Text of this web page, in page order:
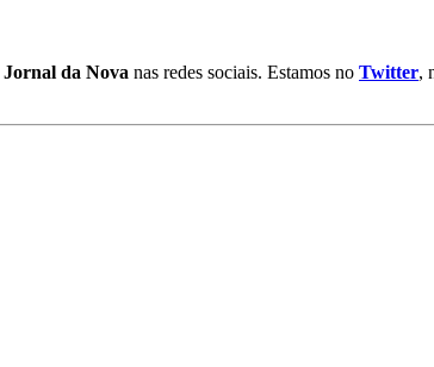
Jornal da Nova nas redes sociais. Estamos no Twitter,